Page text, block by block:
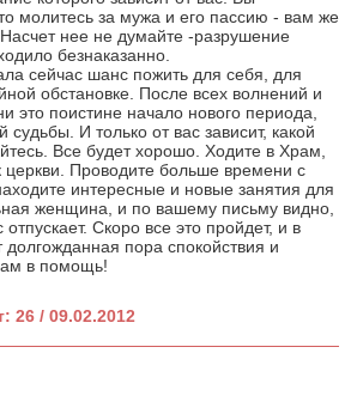
молитесь за мужа и его пассию - вам же
Насчет нее не думайте -разрушение
безнаказанно.
сейчас шанс пожить для себя, для
обстановке. После всех волнений и
это поистине начало нового периода,
И только от вас зависит, какой
Все будет хорошо. Ходите в Храм,
церкви. Проводите больше времени с
интересные и новые занятия для
женщина, и по вашему письму видно,
Скоро все это пройдет, и в
пора спокойствия и
в помощь!
26 / 09.02.2012